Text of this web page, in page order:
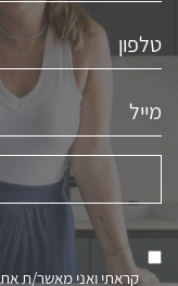
קראתי ואני מאשר/ת את